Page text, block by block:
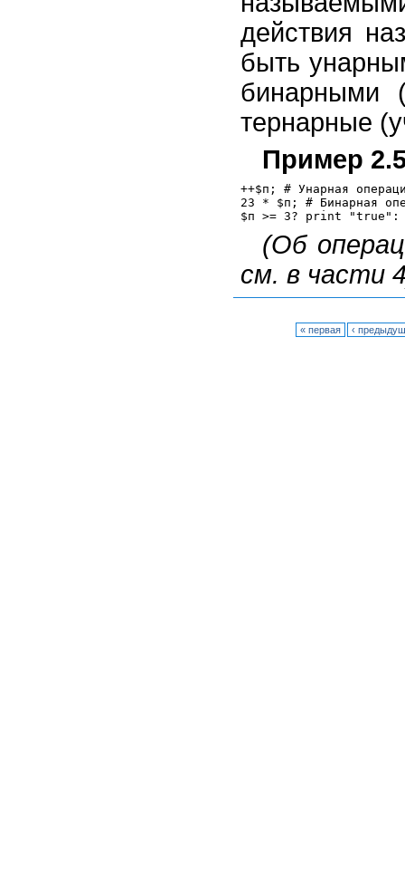
действия
быть
бинарными
тернарные
Пример
++$п; # Унарная
23 * $п; # Бинарная
(Об
см. в части
« первая ‹